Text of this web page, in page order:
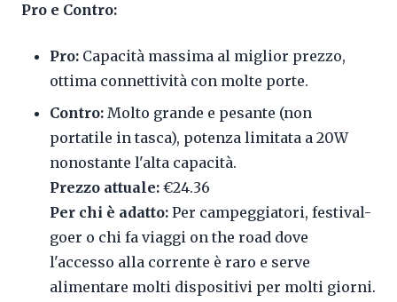
Pro e Contro:
Pro: Capacità massima al miglior prezzo,
ottima connettività con molte porte.
Contro: Molto grande e pesante (non
portatile in tasca), potenza limitata a 20W
nonostante l'alta capacità.
Prezzo attuale: €24.36
Per chi è adatto: Per campeggiatori, festival-
goer o chi fa viaggi on the road dove
l'accesso alla corrente è raro e serve
alimentare molti dispositivi per molti giorni.